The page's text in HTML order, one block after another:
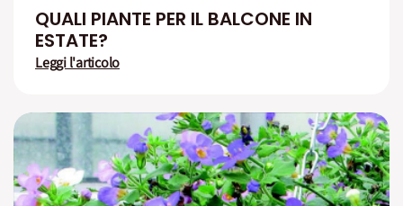
QUALI PIANTE PER IL BALCONE IN
ESTATE?
Leggi l'articolo